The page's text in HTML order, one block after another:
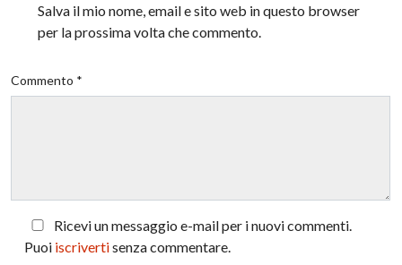
Salva il mio nome, email e sito web in questo browser
per la prossima volta che commento.
Commento *
Ricevi un messaggio e-mail per i nuovi commenti.
Puoi iscrivertisenza commentare.